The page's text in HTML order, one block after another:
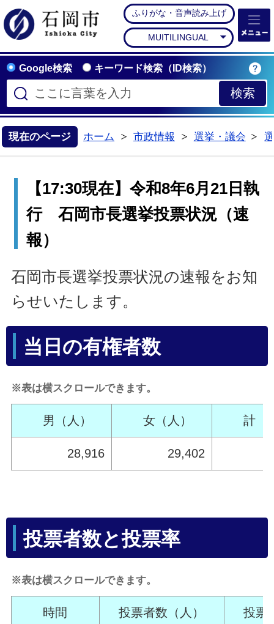
石岡市公式ホームペー
ふりがな・音声読み上げ
MUITILINGUAL
Google検索 キーワード検索（ID検索）
現在のページ ホーム
市政情報
選挙・議会
【17:30現在】令和8年6月21日執
行 石岡市長選挙投票状況（速
報）
石岡市長選挙投票状況の速報をお知
らせいたします。
当日の有権者数
※表は横スクロールできます。
男（人） 女（人） 計（
28,916 29,402
投票者数と投票率
※表は横スクロールできます。
時間 投票者数（人） 投票